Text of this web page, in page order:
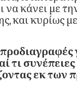
να κάνει με
και κυρίως
προδιαγραφές
τι
εκ των